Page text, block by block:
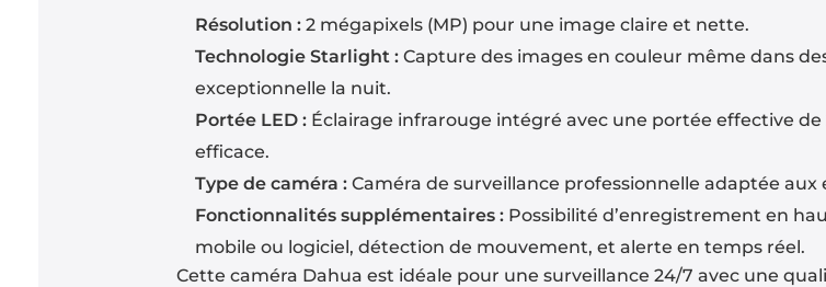
Résolution : 2 mégapixels (MP) pour une image claire et nette.
Technologie Starlight : Capture des images en couleur même dans
exceptionnelle la nuit.
Portée LED : Éclairage infrarouge intégré avec une portée effective
efficace.
Type de caméra : Caméra de surveillance professionnelle adaptée
Fonctionnalités supplémentaires : Possibilité d’enregistrement en
mobile ou logiciel, détection de mouvement, et alerte en temps réel.
Cette caméra Dahua est idéale pour une surveillance 24/7 avec une